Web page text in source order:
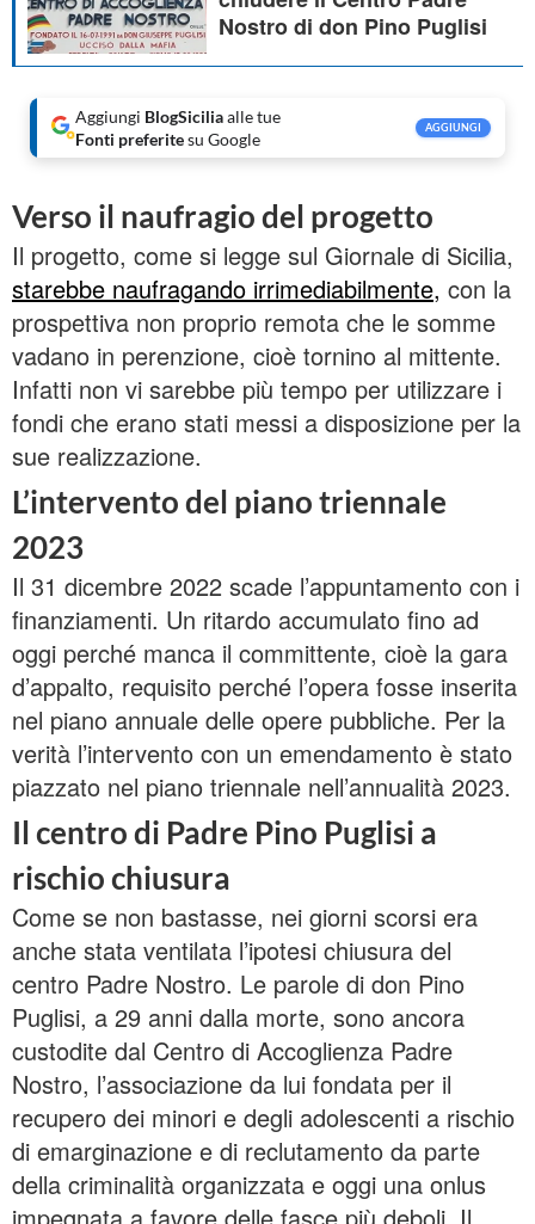
Nostro di don Pino Puglisi
Aggiungi BlogSiciliaalle tue
Fonti preferitesu Google
AGGIUNGI
Verso il naufragio del progetto
Il progetto, come si legge sul Giornale di Sicilia,
starebbe naufragando irrimediabilmente, con la
prospettiva non proprio remota che le somme
vadano in perenzione, cioè tornino al mittente.
Infatti non vi sarebbe più tempo per utilizzare i
fondi che erano stati messi a disposizione per la
sue realizzazione.
L’intervento del piano triennale
2023
Il 31 dicembre 2022 scade l’appuntamento con i
finanziamenti. Un ritardo accumulato fino ad
oggi perché manca il committente, cioè la gara
d’appalto, requisito perché l’opera fosse inserita
nel piano annuale delle opere pubbliche. Per la
verità l’intervento con un emendamento è stato
piazzato nel piano triennale nell’annualità 2023.
Il centro di Padre Pino Puglisi a
rischio chiusura
Come se non bastasse, nei giorni scorsi era
anche stata ventilata l’ipotesi chiusura del
centro Padre Nostro. Le parole di don Pino
Puglisi, a 29 anni dalla morte, sono ancora
custodite dal Centro di Accoglienza Padre
Nostro, l’associazione da lui fondata per il
recupero dei minori e degli adolescenti a rischio
di emarginazione e di reclutamento da parte
della criminalità organizzata e oggi una onlus